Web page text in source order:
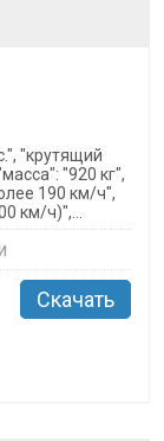
"крутящий
"920 кг",
190 км/ч",
км/ч)",...
Скачать